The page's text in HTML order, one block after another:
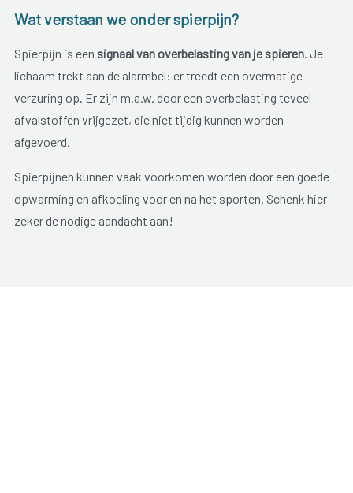
Wat verstaan we onder spierpijn?
Spierpijn is een signaal van overbelasting van je spieren. Je
lichaam trekt aan de alarmbel: er treedt een overmatige
verzuring op. Er zijn m.a.w. door een overbelasting teveel
afvalstoffen vrijgezet, die niet tijdig kunnen worden
afgevoerd.
Spierpijnen kunnen vaak voorkomen worden door een goede
opwarming en afkoeling voor en na het sporten. Schenk hier
zeker de nodige aandacht aan!